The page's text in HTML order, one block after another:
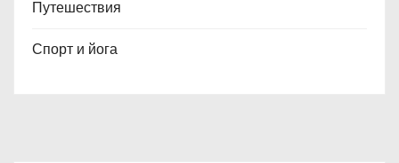
Путешествия
Спорт и йога